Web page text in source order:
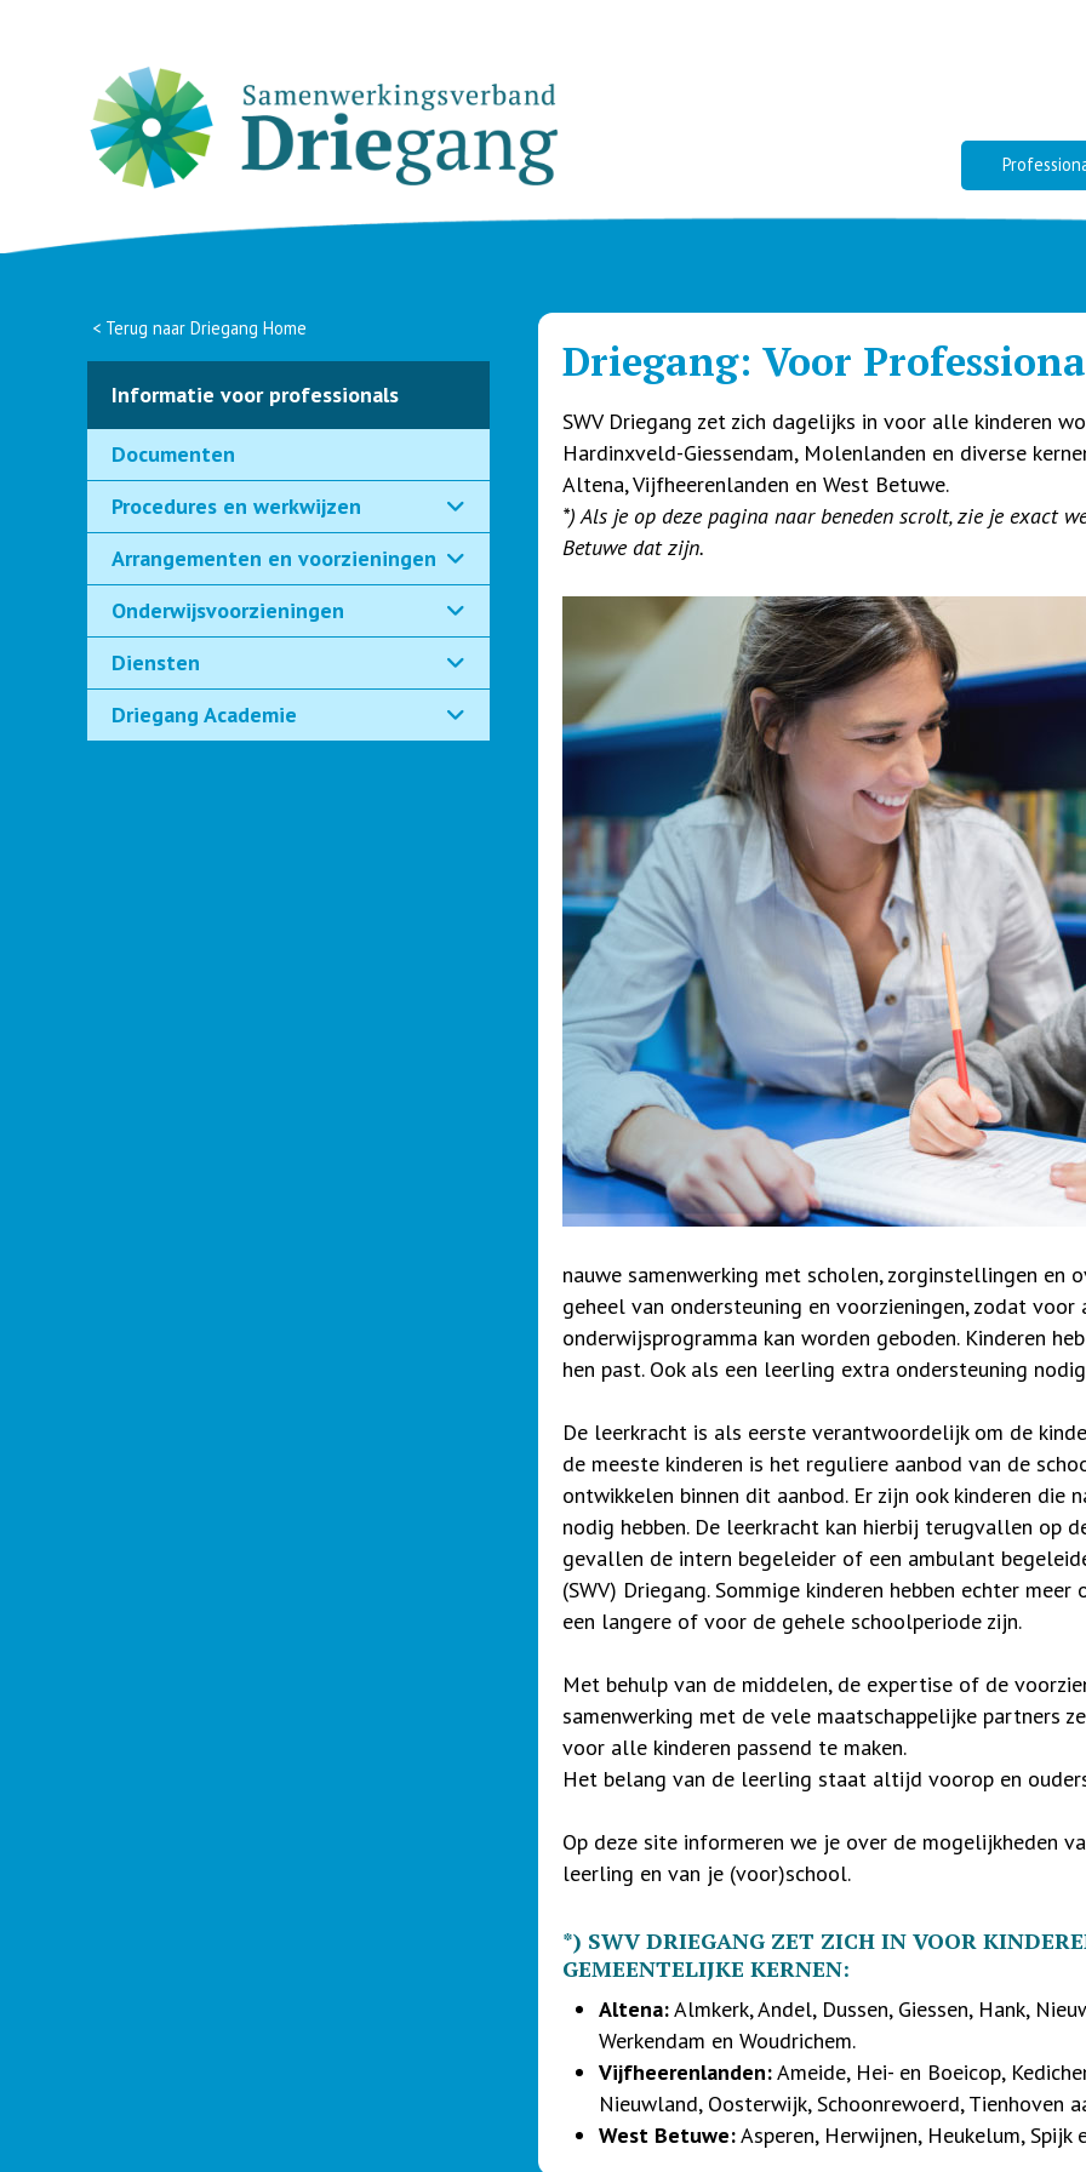
< Terug naar Driegang Home
Informatie voor professionals
Documenten
Procedures en werkwijzen
Arrangementen en voorzieningen
Onderwijsvoorzieningen
Diensten
Driegang Academie
Driegang: Voor
SWV Driegang zet zich dagelijks in voor alle kinderen
Hardinxveld-Giessendam, Molenlanden en diverse
Altena, Vijfheerenlanden en West Betuwe.
*) Als je op deze pagina naar beneden scrolt, zie je exact
Betuwe dat zijn.
nauwe samenwerking met scholen, zorginstellingen en
geheel van ondersteuning en voorzieningen, zodat
onderwijsprogramma kan worden geboden. Kinderen
hen past. Ook als een leerling extra ondersteuning
De leerkracht is als eerste verantwoordelijk om de
de meeste kinderen is het reguliere aanbod van de
ontwikkelen binnen dit aanbod. Er zijn ook kinderen
nodig hebben. De leerkracht kan hierbij terugvallen op
gevallen de intern begeleider of een ambulant
(SWV) Driegang. Sommige kinderen hebben echter
een langere of voor de gehele schoolperiode zijn.
Met behulp van de middelen, de expertise of de
samenwerking met de vele maatschappelijke partners
voor alle kinderen passend te maken.
Het belang van de leerling staat altijd voorop en
Op deze site informeren we je over de mogelijkheden
leerling en van je (voor)school.
*) SWV DRIEGANG ZET ZICH IN VOOR
GEMEENTELIJKE KERNEN:
Altena:Almkerk, Andel, Dussen, Giessen, Hank,
Werkendam en Woudrichem.
Vijfheerenlanden:Ameide, Hei- en Boeicop,
Nieuwland, Oosterwijk, Schoonrewoerd, Tienhoven
West Betuwe:Asperen, Herwijnen, Heukelum, Spijk